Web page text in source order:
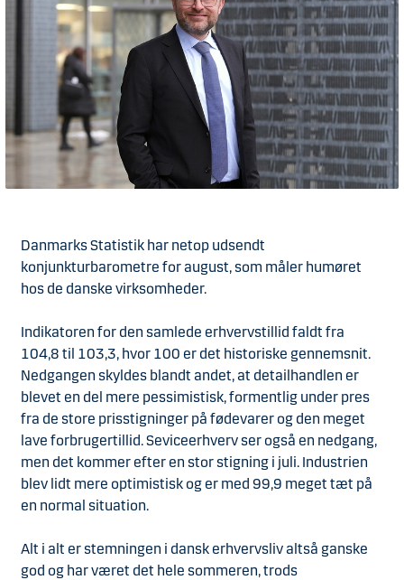
Danmarks Statistik har netop udsendt
konjunkturbarometre for august, som måler humøret
hos de danske virksomheder.
Indikatoren for den samlede erhvervstillid faldt fra
104,8 til 103,3, hvor 100 er det historiske gennemsnit.
Nedgangen skyldes blandt andet, at detailhandlen er
blevet en del mere pessimistisk, formentlig under pres
fra de store prisstigninger på fødevarer og den meget
lave forbrugertillid. Seviceerhverv ser også en nedgang,
men det kommer efter en stor stigning i juli. Industrien
blev lidt mere optimistisk og er med 99,9 meget tæt på
en normal situation.
Alt i alt er stemningen i dansk erhvervsliv altså ganske
god og har været det hele sommeren, trods